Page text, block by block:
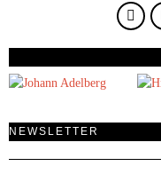
NEWSLETTER